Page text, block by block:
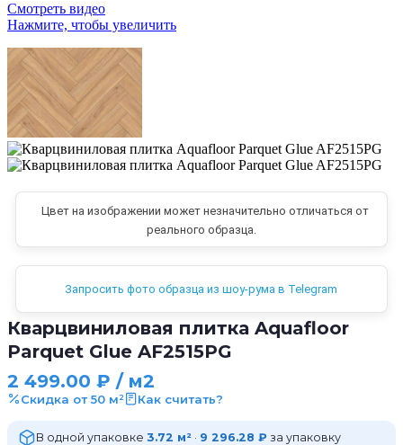
Смотреть видео
Нажмите, чтобы увеличить
Цвет на изображении может незначительно отличаться от
реального образца.
Запросить фото образца из шоу-рума в Telegram
Кварцвиниловая плитка Aquafloor
Parquet Glue AF2515PG
2 499.00 ₽ / м2
Скидка от 50 м² Как считать?
В одной упаковке 3.72 м² · 9 296.28 ₽ за упаковку